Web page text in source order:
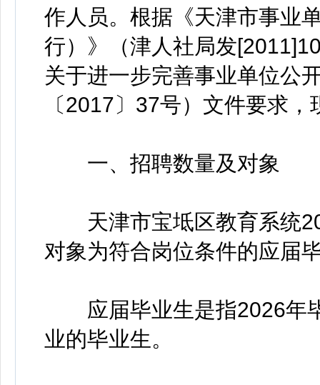
作人员。根据《天津市事业
行）》（津人社局发
关于进一步完善事业单位公
〔2017〕37号）文件要求
一、招聘数量及对象
天津市宝坻区教育系统
对象为符合岗位条件的应届
应届毕业生是指2026年
业的毕业生。